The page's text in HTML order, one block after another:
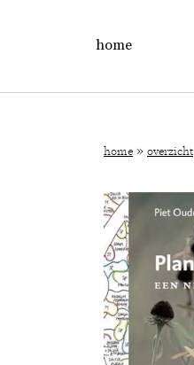
home
home » overzicht